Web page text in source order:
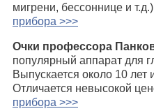
мигрени, бессоннице и
прибора >>>
Очки профессора
популярный аппарат для
Выпускается около 10 лет
Отличается невысокой
прибора >>>